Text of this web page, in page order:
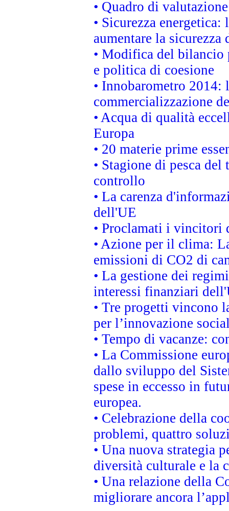
• Quadro di
• Sicurezza
aumentare la
• Modifica del bilancio
e politica di coesione
• Innobarometro 2014:
commercializzazione
• Acqua di qualità
Europa
• 20 materie prime
• Stagione di pesca
controllo
• La carenza
dell'UE
• Proclamati i vincitori
• Azione per il clima:
emissioni di CO2 di
• La gestione dei
interessi finanziari
• Tre progetti vincono
per l’innovazione
• Tempo di vacanze:
• La Commissione
dallo sviluppo del
spese in eccesso in
europea.
• Celebrazione della
problemi, quattro
• Una nuova strategia
diversità culturale e la
• Una relazione della
migliorare ancora